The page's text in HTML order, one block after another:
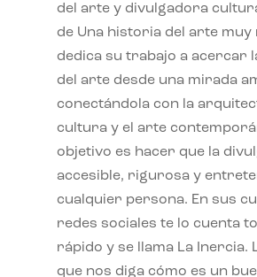
del arte y divulgadora
de Una historia del arte muy
dedica su trabajo a acercar
del arte desde una mirada
conectándola con la
cultura y el arte
objetivo es hacer que la
accesible, rigurosa y
cualquier persona. En sus
redes sociales te lo cuenta
rápido y se llama La Inercia.
que nos diga cómo es un